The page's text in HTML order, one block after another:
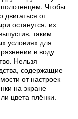
полотенцем. Чтобы
от
останутся, их
таким
условиях для
в воду
Нельзя
содержащие
от настроек
на экране
цвета плёнки.